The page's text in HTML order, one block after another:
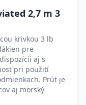
2,7 m 3
krivkou 3 lb
pre
aj s
pri použití
Prút je
aj morský